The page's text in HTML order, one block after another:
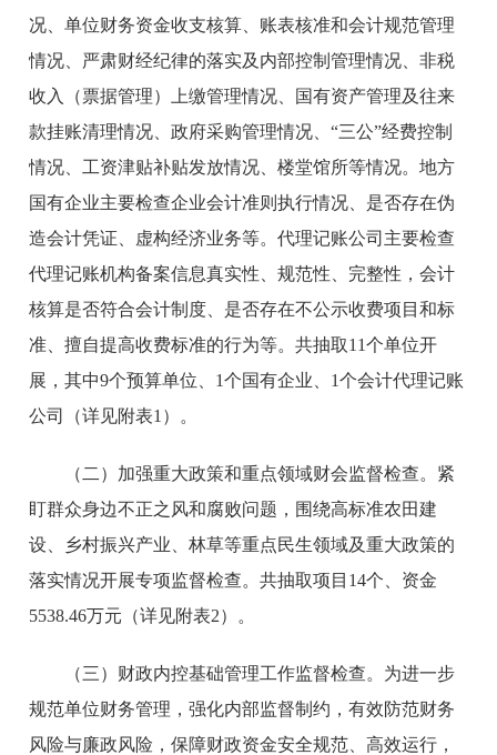
况、单位财务资金收支核算、账表核准和会计规范管理
情况、严肃财经纪律的落实及内部控制管理情况、非税
收入（票据管理）上缴管理情况、国有资产管理及往来
款挂账清理情况、政府采购管理情况、“三公”经费控制
情况、工资津贴补贴发放情况、楼堂馆所等情况。地方
国有企业主要检查企业会计准则执行情况、是否存在伪
造会计凭证、虚构经济业务等。代理记账公司主要检查
代理记账机构备案信息真实性、规范性、完整性，会计
核算是否符合会计制度、是否存在不公示收费项目和标
准、擅自提高收费标准的行为等。共抽取11个单位开
展，其中9个预算单位、1个国有企业、1个会计代理记账
公司（详见附表1）。
（二）加强重大政策和重点领域财会监督检查。 紧
盯群众身边不正之风和腐败问题，围绕高标准农田建
设、乡村振兴产业、林草等重点民生领域及重大政策的
落实情况开展专项监督检查。共抽取项目14个、资金
5538.46万元（详见附表2）。
（三）财政内控基础管理工作监督检查。 为进一步
规范单位财务管理，强化内部监督制约，有效防范财务
风险与廉政风险，保障财政资金安全规范、高效运行，